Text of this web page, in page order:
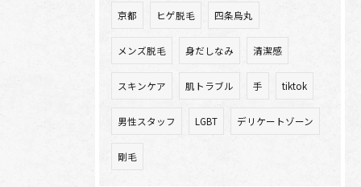
京都 ヒゲ脱毛 四条烏丸
メンズ脱毛 身だしなみ 清潔感
スキンケア 肌トラブル 手 tiktok
男性スタッフ LGBT デリケートゾーン
剛毛